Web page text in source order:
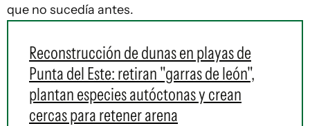
que no sucedía antes.
Reconstrucción de dunas en playas de
Punta del Este: retiran "garras de león",
plantan especies autóctonas y crean
cercas para retener arena